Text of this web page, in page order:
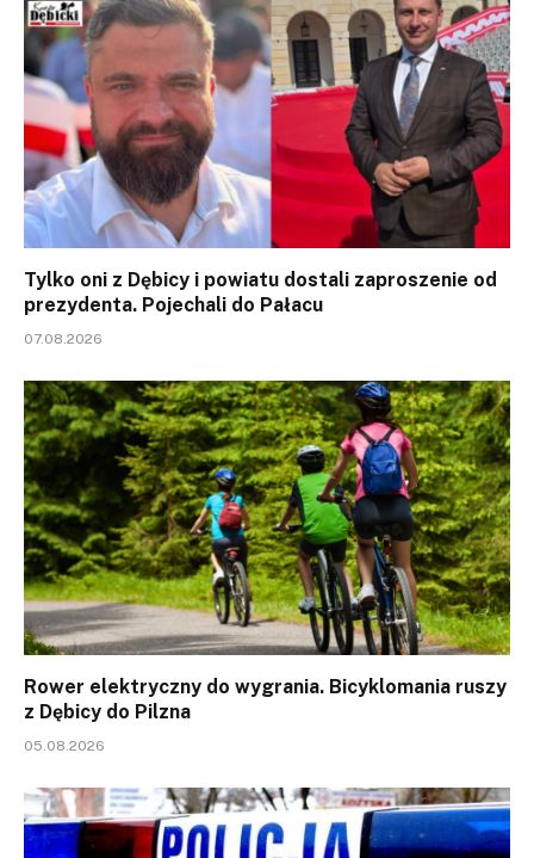
Tylko oni z Dębicy i powiatu dostali zaproszenie od
prezydenta. Pojechali do Pałacu
07.08.2026
Rower elektryczny do wygrania. Bicyklomania ruszy
z Dębicy do Pilzna
05.08.2026